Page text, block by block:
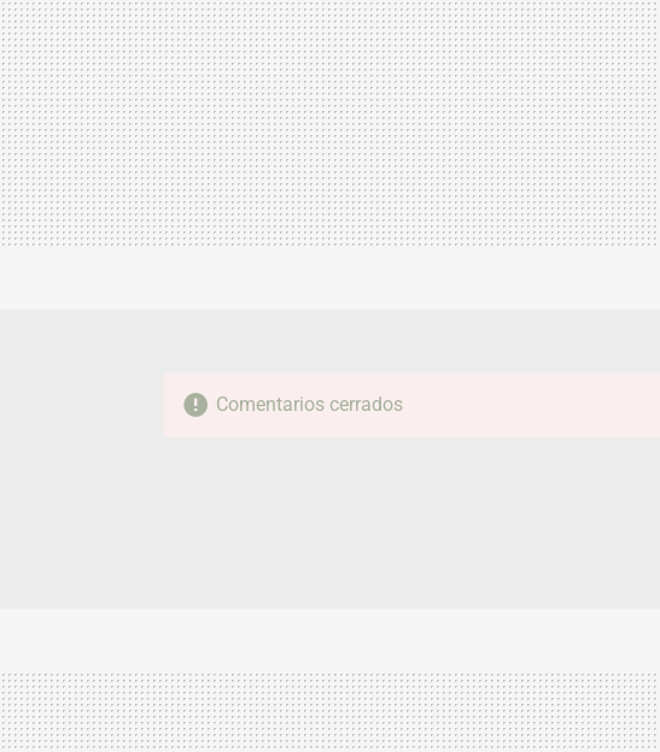
Comentarios cerrados